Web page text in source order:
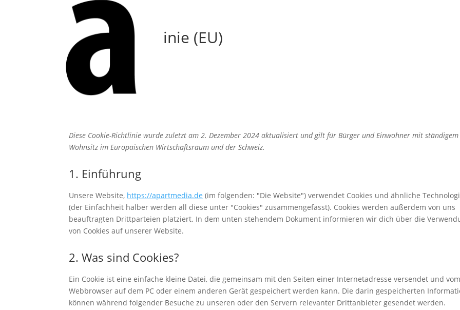
Cookie-Richtlinie (EU)
Diese Cookie-Richtlinie wurde zuletzt am 2. Dezember 2024 aktualisiert und gilt für Bürger und Einwohner mit ständigem
Wohnsitz im Europäischen Wirtschaftsraum und der Schweiz.
1. Einführung
Unsere Website, https://apartmedia.de (im folgenden: "Die Website") verwendet Cookies und ähnliche
(der Einfachheit halber werden all diese unter "Cookies" zusammengefasst). Cookies werden außerdem von uns
beauftragten Drittparteien platziert. In dem unten stehendem Dokument informieren wir dich über die
von Cookies auf unserer Website.
2. Was sind Cookies?
Ein Cookie ist eine einfache kleine Datei, die gemeinsam mit den Seiten einer Internetadresse versendet und vom
Webbrowser auf dem PC oder einem anderen Gerät gespeichert werden kann. Die darin gespeicherten
können während folgender Besuche zu unseren oder den Servern relevanter Drittanbieter gesendet werden.